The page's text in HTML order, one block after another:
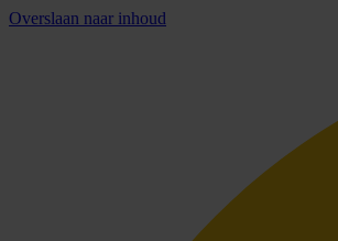
Overslaan naar inhoud